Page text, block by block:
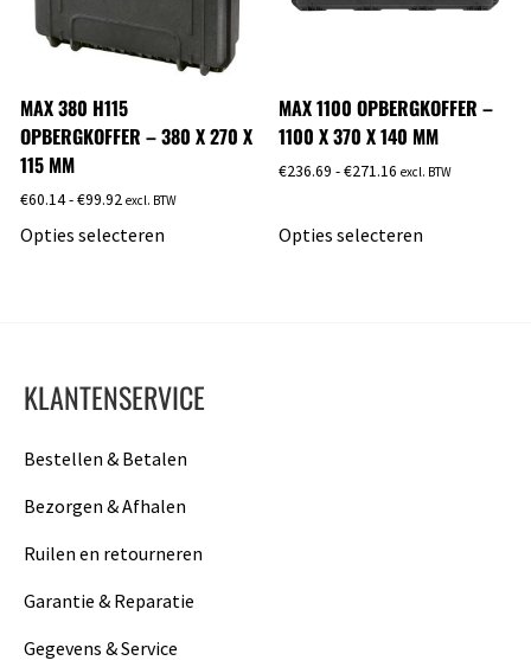
MAX 380 H115
OPBERGKOFFER – 380 X 270 X
115 MM
€60.14-€99.92 excl. BTW
Opties selecteren
MAX 1100 OPBERGKOFFER –
1100 X 370 X 140 MM
€236.69 -€271.16 excl. BTW
Opties selecteren
KLANTENSERVICE
Bestellen & Betalen
Bezorgen & Afhalen
Ruilen en retourneren
Garantie & Reparatie
Gegevens & Service